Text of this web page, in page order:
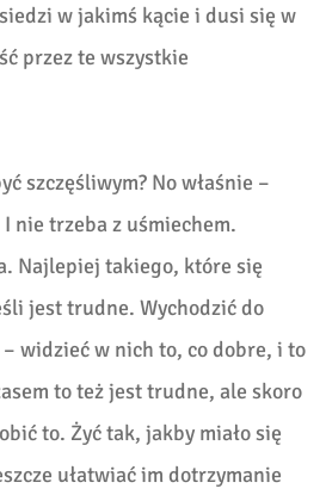
w jakimś kącie i dusi się w
przez te wszystkie
szczęśliwym? No właśnie –
nie trzeba z uśmiechem.
Najlepiej takiego, które się
jest trudne. Wychodzić do
widzieć w nich to, co dobre, i to
to też jest trudne, ale skoro
to. Żyć tak, jakby miało się
ułatwiać im dotrzymanie